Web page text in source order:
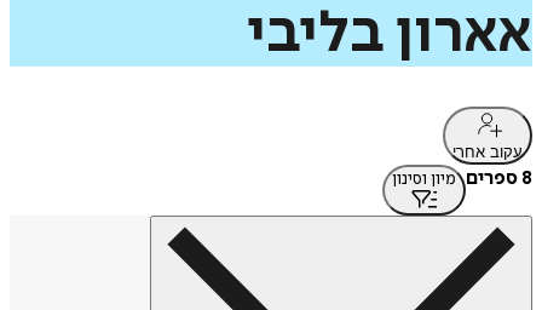
אארון בליבי
עקוב אחרי
8 ספרים מיון וסינון